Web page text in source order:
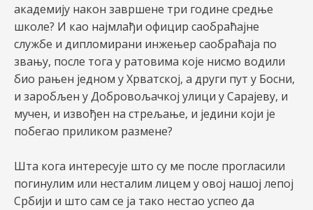
академију након завршене три године средње
школе? И као најмлађи официр саобраћајне
службе и дипломирани инжењер саобраћаја по
звању, после тога у ратовима које нисмо водили
био рањен једном у Хрватској, а други пут у Босни,
и заробљен у Добровољачкој улици у Сарајеву, и
мучен, и извођен на стрељање, и једини који је
побегао приликом размене?
Шта кога интересује што су ме после прогласили
погинулим или несталим лицем у овој нашој лепој
Србији и што сам се ја тако нестао успео да